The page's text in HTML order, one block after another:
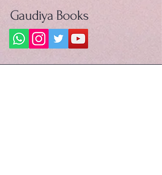
Gaudiya Books